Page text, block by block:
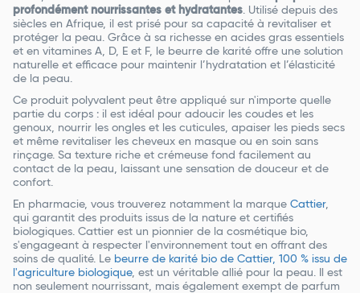
profondément nourrissantes et hydratantes. Utilisé depuis des
siècles en Afrique, il est prisé pour sa capacité à revitaliser et
protéger la peau. Grâce à sa richesse en acides gras essentiels
et en vitamines A, D, E et F, le beurre de karité offre une solution
naturelle et efficace pour maintenir l’hydratation et l’élasticité
de la peau.
Ce produit polyvalent peut être appliqué sur n'importe quelle
partie du corps : il est idéal pour adoucir les coudes et les
genoux, nourrir les ongles et les cuticules, apaiser les pieds secs
et même revitaliser les cheveux en masque ou en soin sans
rinçage. Sa texture riche et crémeuse fond facilement au
contact de la peau, laissant une sensation de douceur et de
confort.
En pharmacie, vous trouverez notamment la marque Cattier,
qui garantit des produits issus de la nature et certifiés
biologiques. Cattier est un pionnier de la cosmétique bio,
s'engageant à respecter l'environnement tout en offrant des
soins de qualité. Le beurre de karité bio de Cattier, 100 % issu de
l'agriculture biologique, est un véritable allié pour la peau. Il est
non seulement nourrissant, mais également exempt de parfum